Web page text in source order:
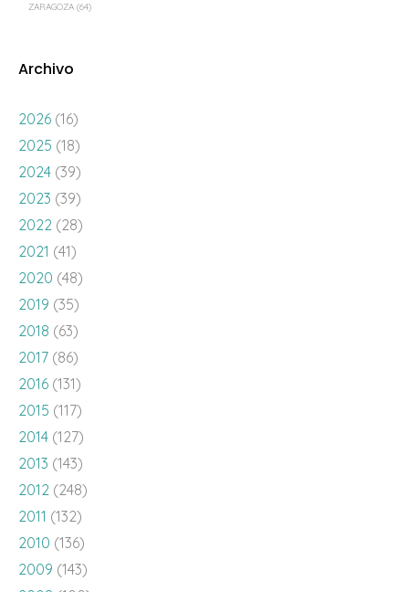
ZARAGOZA (64)
Archivo
2026 (16)
2025 (18)
2024 (39)
2023 (39)
2022 (28)
2021 (41)
2020 (48)
2019 (35)
2018 (63)
2017 (86)
2016 (131)
2015 (117)
2014 (127)
2013 (143)
2012 (248)
2011 (132)
2010 (136)
2009 (143)